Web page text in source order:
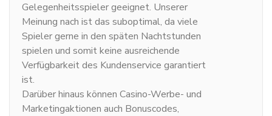
Gelegenheitsspieler geeignet. Unserer
Meinung nach ist das suboptimal, da viele
Spieler gerne in den späten Nachtstunden
spielen und somit keine ausreichende
Verfügbarkeit des Kundenservice garantiert
ist.
Darüber hinaus können Casino-Werbe- und
Marketingaktionen auch Bonuscodes,